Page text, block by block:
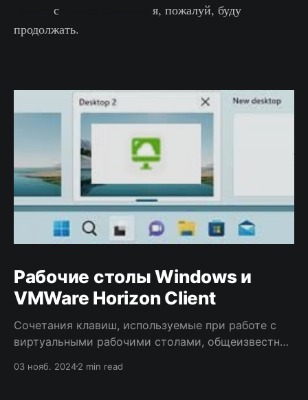
с
я, пожалуй, буду
продолжать.
Рабочие столы Windows и
VMWare Horizon Client
Сочетания клавиш, используемые при работе с
виртуальными рабочими столами, общеизвестны.
вместе с виртуальными есть некоторые
03 нояб. 20242 min read